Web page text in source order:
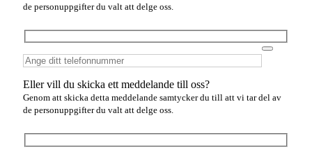
de personuppgifter du valt att delge oss.
Eller vill du skicka ett meddelande till oss?
Genom att skicka detta meddelande samtycker du till att vi tar del av
de personuppgifter du valt att delge oss.